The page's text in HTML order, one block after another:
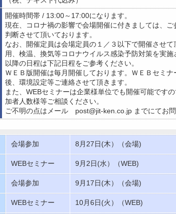
開催時間帯 / 13:00～17:00になります。
現在、コロナ禍の影響で会場開催に付きましては、
判断させて頂いております。
なお、開催定員は会場定員の１／３以下で開催させ
用、検温、換気等コロナウイルス感染予防対策を実施
以降の日程は下記日程をご参考ください。
ＷＥＢ版開催は毎月開催しております。ＷＥＢセミ
後、環境設定等ご連絡させて頂きます。
また、WEBセミナーは企業様単位でも開催可能です
加者人数様等ご相談ください。
ご不明の点はメール post@jit-ken.co.jp までにてお問
会場参加 8月27日(木）（会場)
WEBセミナー 9月2日(水）（WEB)
会場参加 9月17日(木）（会場)
WEBセミナー 10月6日(火）（WEB)